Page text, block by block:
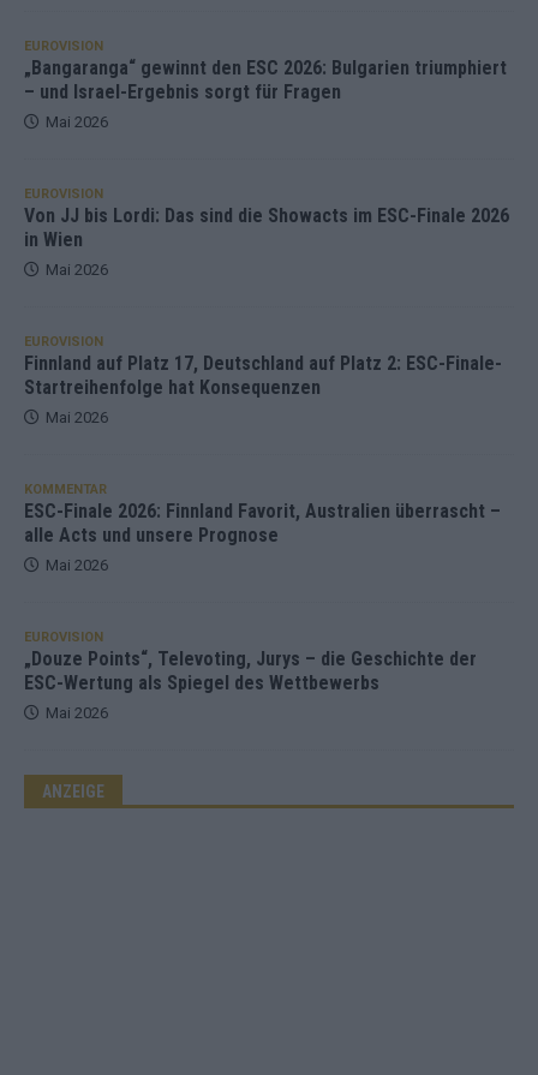
EUROVISION
„Bangaranga“ gewinnt den ESC 2026: Bulgarien triumphiert
– und Israel-Ergebnis sorgt für Fragen
Mai 2026
EUROVISION
Von JJ bis Lordi: Das sind die Showacts im ESC-Finale 2026
in Wien
Mai 2026
EUROVISION
Finnland auf Platz 17, Deutschland auf Platz 2: ESC-Finale-
Startreihenfolge hat Konsequenzen
Mai 2026
KOMMENTAR
ESC-Finale 2026: Finnland Favorit, Australien überrascht –
alle Acts und unsere Prognose
Mai 2026
EUROVISION
„Douze Points“, Televoting, Jurys – die Geschichte der
ESC-Wertung als Spiegel des Wettbewerbs
Mai 2026
ANZEIGE